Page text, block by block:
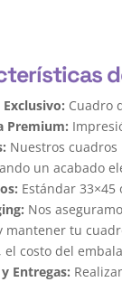
Exclusivo: Cuadro
Premium:
Nuestros
un acabado
Estándar 33×45
Nos
mantener tu
el costo del
Entregas: